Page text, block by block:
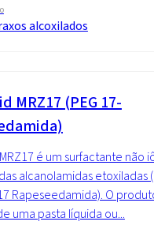
alcoxilados
MRZ17 (PEG 17-
é um surfactante não
alcanolamidas etoxiladas
17 Rapeseedamida). O
uma pasta líquida ou...